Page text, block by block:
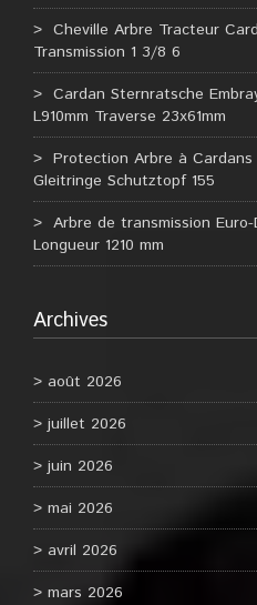
Cheville Arbre Tracteur
Transmission 1 3/8 6
Cardan Sternratsche
L910mm Traverse 23x61mm
Protection Arbre à
Gleitringe Schutztopf 155
Arbre de transmission
Longueur 1210 mm
Archives
août 2026
juillet 2026
juin 2026
mai 2026
avril 2026
mars 2026